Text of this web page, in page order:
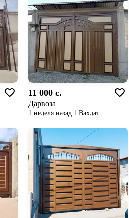
11 000 c.
Дарвоза
1 неделя назад Вахдат